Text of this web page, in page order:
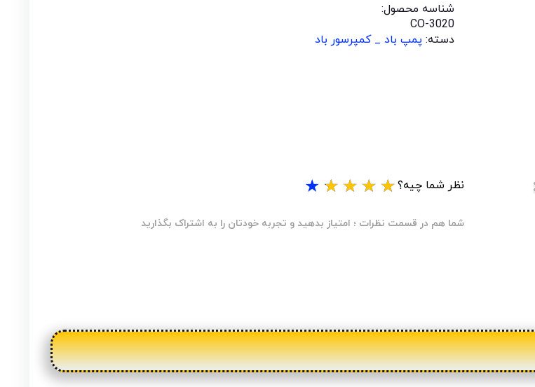
شناسه محصول:
CO-3020
دسته: پمپ باد _ کمپرسور باد
نظر شما چیه؟★
★
★
★
★
شما هم در قسمت نظرات ؛ امتیاز بدهید و تجربه خودتان را به اشتراک بگذارید